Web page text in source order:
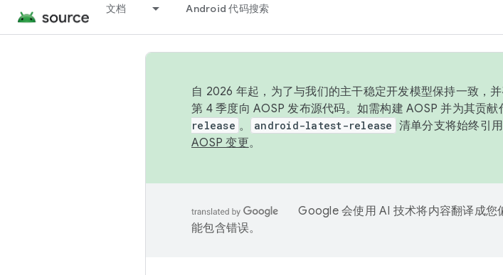
文档 Android 代码搜索
自 2026 年起，为了与我们的主干稳定开发模型保持一致，
第 4 季度向 AOSP 发布源代码。如需构建 AOSP 并为其贡献
release 。 android-latest-release 清单分支将始终引
AOSP 变更。
Google 会使用 AI 技术将内容翻译成您
能包含错误。